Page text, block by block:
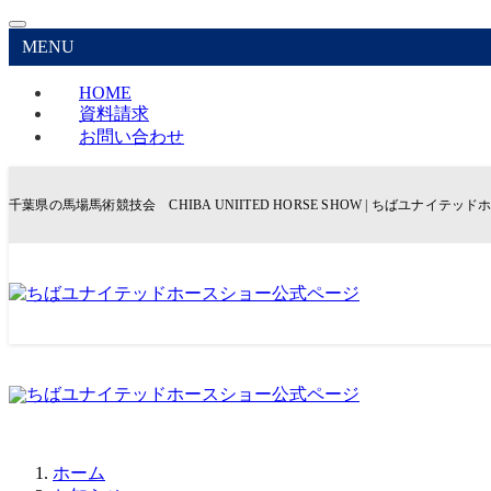
MENU
HOME
資料請求
お問い合わせ
千葉県の馬場馬術競技会 CHIBA UNIITED HORSE SHOW | ちばユナイテッド
ホーム